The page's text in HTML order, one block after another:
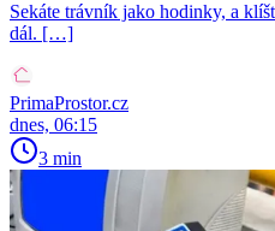
Sekáte trávník jako hodinky, a
dál. […]
PrimaProstor.cz
dnes, 06:15
3 min